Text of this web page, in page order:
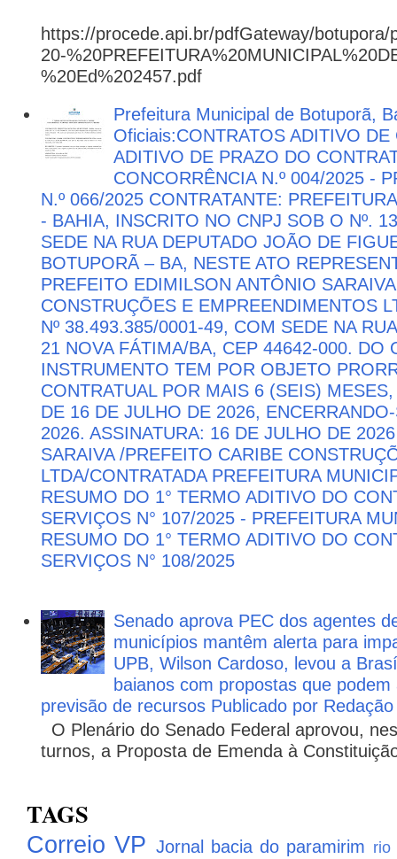
https://procede.api.br/pdfGateway/
20-
%20Ed%202457.pdf
Prefeitura Municipal de Botuporã,
Oficiais:CONTRATOS ADITIVO DE
ADITIVO DE PRAZO DO
CONCORRÊNCIA N.º 004/2025 -
N.º 066/2025 CONTRATANTE:
- BAHIA, INSCRITO NO CNPJ SOB O Nº.
SEDE NA RUA DEPUTADO JOÃO DE
BOTUPORÃ – BA, NESTE ATO
PREFEITO EDIMILSON ANTÔNIO
CONSTRUÇÕES E EMPREENDIMENTOS
Nº 38.493.385/0001-49, COM SEDE NA
21 NOVA FÁTIMA/BA, CEP 44642-000. DO
INSTRUMENTO TEM POR OBJETO
CONTRATUAL POR MAIS 6 (SEIS)
DE 16 DE JULHO DE 2026,
2026. ASSINATURA: 16 DE JULHO DE
SARAIVA /PREFEITO CARIBE
LTDA/CONTRATADA PREFEITURA
RESUMO DO 1° TERMO ADITIVO DO
SERVIÇOS N° 107/2025 - PREFEITURA
RESUMO DO 1° TERMO ADITIVO DO
SERVIÇOS N° 108/2025
Senado aprova PEC dos agentes
municípios mantêm alerta para
UPB, Wilson Cardoso, levou a
baianos com propostas que
previsão de recursos Publicado por
O Plenário do Senado Federal aprovou,
turnos, a Proposta de Emenda à
TAGS
Correio VP Jornal bacia do paramirim rio